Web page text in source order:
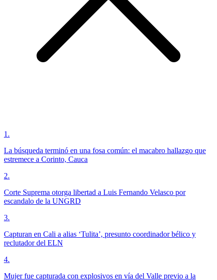
1 .
La búsqueda terminó en una fosa común: el macabro hallazgo que
estremece a Corinto, Cauca
2.
Corte Suprema otorga libertad a Luis Fernando Velasco por
escandalo de la UNGRD
3.
Capturan en Cali a alias ‘Tulita’, presunto coordinador bélico y
reclutador del ELN
4.
Mujer fue capturada con explosivos en vía del Valle previo a la